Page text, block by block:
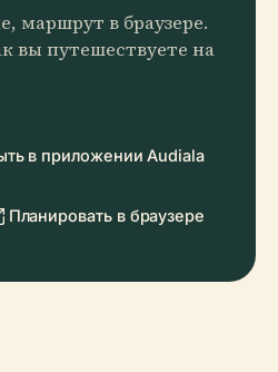
маршрут в браузере.
вы путешествуете на
в приложении Audiala
Планировать в браузере